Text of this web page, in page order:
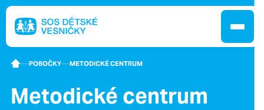
POBOČKY METODICKÉ CENTRUM
Metodické centrum